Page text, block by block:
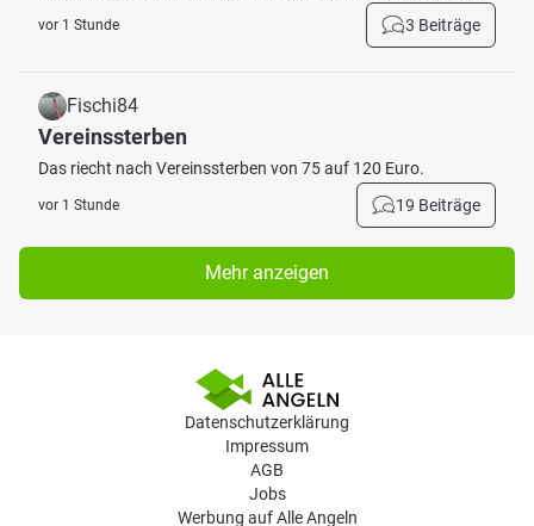
vor 1 Stunde 3 Beiträge
Fischi84
Vereinssterben
Das riecht nach Vereinssterben von 75 auf 120 Euro.
vor 1 Stunde 19 Beiträge
Mehr anzeigen
Datenschutzerklärung
Impressum
AGB
Jobs
Werbung auf Alle Angeln